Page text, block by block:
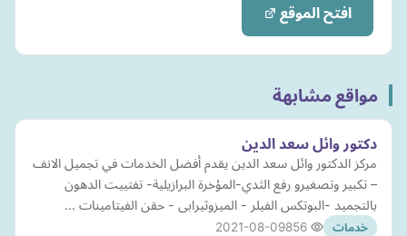
افتح الموقع
مواقع مشابهة
دكتور وائل سعد الدين
مركز الدكتور وائل سعد الدين يقدم أفضل الخدمات في تجميل الانف
– تكبير وتصغيرو رفع الثدي-المؤخرة البرازيلية- تفتييت الدهون
بالتجميد -البوتكس الفيلر - الميزوثيرابى - حقن الفيتامينات …
خدمات 2021-08-09